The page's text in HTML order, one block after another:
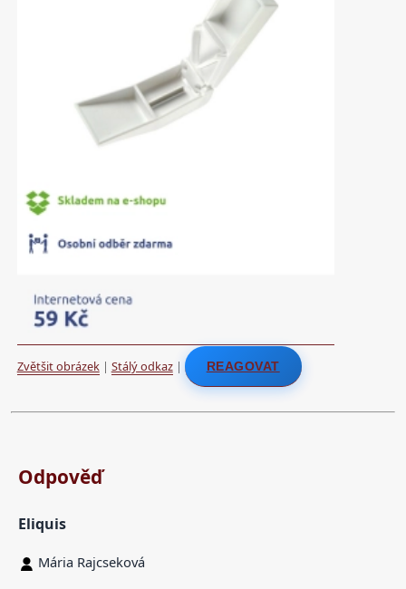
Zvětšit obrázek| Stálý odkaz| REAGOVAT
Odpověď
Eliquis
Mária Rajcseková